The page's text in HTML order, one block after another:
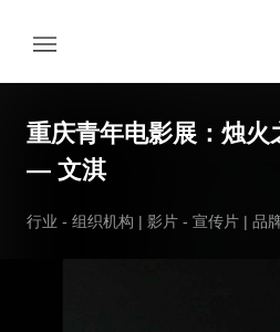
重庆青年电影展：烛火
— 文淇
行业 - 组织机构 | 影片 - 宣传片 | 品